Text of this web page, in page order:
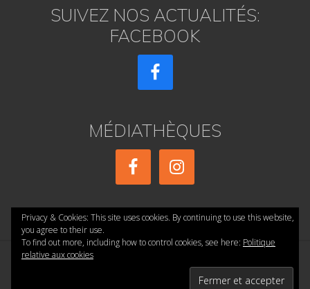
SUIVEZ NOS ACTUALITÉS:
FACEBOOK
MÉDIATHÈQUES
·Accueil·Confidentialité·
Contact
Privacy & Cookies: This site uses cookies. By continuing to use this website,
you agree to their use.
To find out more, including how to control cookies, see here: Politique
relative aux cookies